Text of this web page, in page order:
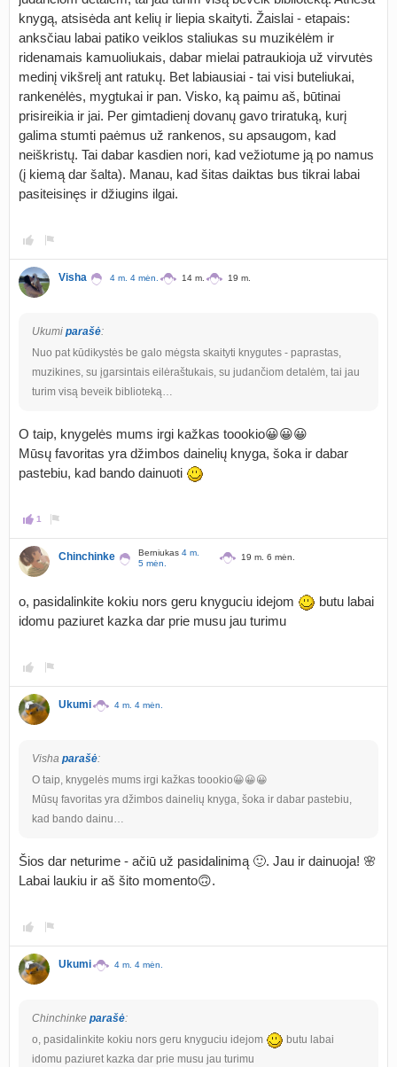
knygą, atsisėda ant kelių ir liepia skaityti. Žaislai - etapais:
anksčiau labai patiko veiklos staliukas su muzikėlėm ir
ridenamais kamuoliukais, dabar mielai patraukioja už virvutės
medinį vikšrelį ant ratukų. Bet labiausiai - tai visi buteliukai,
rankenėlės, mygtukai ir pan. Visko, ką paimu aš, būtinai
prisireikia ir jai. Per gimtadienį dovanų gavo triratuką, kurį
galima stumti paėmus už rankenos, su apsaugom, kad
neiškristų. Tai dabar kasdien nori, kad vežiotume ją po namus
(į kiemą dar šalta). Manau, kad šitas daiktas bus tikrai labai
pasiteisinęs ir džiugins ilgai.
Visha 4 m. 4 mėn. 14 m. 19 m.
Ukumi parašė:
Nuo pat kūdikystės be galo mėgsta skaityti knygutes - paprastas,
muzikines, su įgarsintais eilėraštukais, su judančiom detalėm, tai jau
turim visą beveik biblioteką…
O taip, knygelės mums irgi kažkas toookio😀😀😀
Mūsų favoritas yra džimbos dainelių knyga, šoka ir dabar
pastebiu, kad bando dainuoti
1
Chinchinke Berniukas 4 m.
5 mėn.
19 m. 6 mėn.
o, pasidalinkite kokiu nors geru knyguciu idejom
butu labai
idomu paziuret kazka dar prie musu jau turimu
Ukumi 4 m. 4 mėn.
Visha parašė:
O taip, knygelės mums irgi kažkas toookio😀😀😀
Mūsų favoritas yra džimbos dainelių knyga, šoka ir dabar pastebiu,
kad bando dainu…
Šios dar neturime - ačiū už pasidalinimą 🙂. Jau ir dainuoja! 🌸
Labai laukiu ir aš šito momento🙃.
Ukumi 4 m. 4 mėn.
Chinchinke parašė:
o, pasidalinkite kokiu nors geru knyguciu idejom
butu labai
idomu paziuret kazka dar prie musu jau turimu